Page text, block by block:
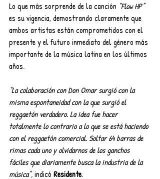
Lo que más sorprende de la canción “Flow HP”
es su vigencia, demostrando claramente que
ambos artistas están comprometidos con el
presente y el futuro inmediato del género más
importante de la música latina en los últimos
años.
“La colaboración con Don Omar surgió con la
misma espontaneidad con la que surgió el
reggaetón verdadero. La idea fue hacer
totalmente lo contrario a lo que se está haciendo
con el reggaetón comercial. Soltar 64 barras de
rimas cada uno y olvidarnos de los ganchos
fáciles que diariamente busca la industria de la
música”, indicó Residente.